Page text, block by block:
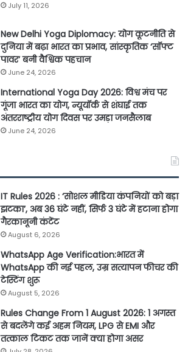
July 11, 2026
New Delhi Yoga Diplomacy: योग कूटनीति से
दुनिया में बढ़ा भारत का प्रभाव, सांस्कृतिक ‘सॉफ्ट
पावर’ बनी वैश्विक पहचान
June 24, 2026
International Yoga Day 2026: विश्व मंच पर
गूंजा भारत का योग, न्यूयॉर्क से शंघाई तक
अंतरराष्ट्रीय योग दिवस पर उमड़ा जनसैलाब
June 24, 2026
IT Rules 2026 : ‘सोशल मीडिया कंपनियों को बड़ा
झटका’, अब 36 घंटे नहीं, सिर्फ 3 घंटे में हटाना होगा
गैरकानूनी कंटेंट
August 6, 2026
WhatsApp Age Verification:भारत में
WhatsApp की नई पहल, उम्र सत्यापन फीचर की
टेस्टिंग शुरू
August 5, 2026
Rules Change From 1 August 2026: 1 अगस्त
से बदलेंगे कई अहम नियम, LPG से EMI और
तत्काल टिकट तक जानें क्या होगा असर